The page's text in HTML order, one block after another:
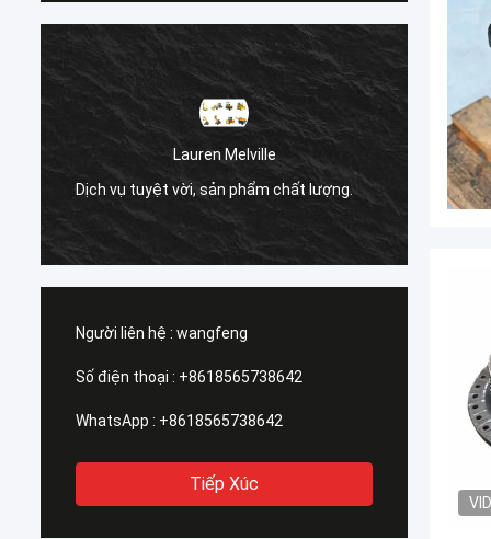
Lauren Melville
Dịch vụ tuyệt vời, sản phẩm chất lượng.
Dịch
tra.
Người liên hệ : wangfeng
Số điện thoại : +8618565738642
WhatsApp : +8618565738642
Tiếp Xúc